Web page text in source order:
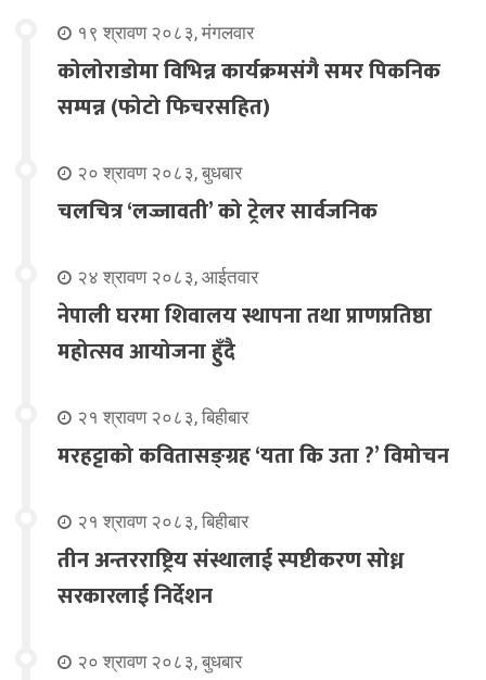
१९ श्रावण २०८३, मंगलवार
कोलोराडोमा विभिन्न कार्यक्रमसंगै समर पिकनिक
सम्पन्न (फोटो फिचरसहित)
२० श्रावण २०८३, बुधबार
चलचित्र ‘लज्जावती’ को ट्रेलर सार्वजनिक
२४ श्रावण २०८३, आईतवार
नेपाली घरमा शिवालय स्थापना तथा प्राणप्रतिष्ठा
महोत्सव आयोजना हुँदै
२१ श्रावण २०८३, बिहीबार
मरहट्टाको कवितासङ्ग्रह ‘यता कि उता ?’ विमोचन
२१ श्रावण २०८३, बिहीबार
तीन अन्तरराष्ट्रिय संस्थालाई स्पष्टीकरण सोध्न
सरकारलाई निर्देशन
२० श्रावण २०८३, बुधबार